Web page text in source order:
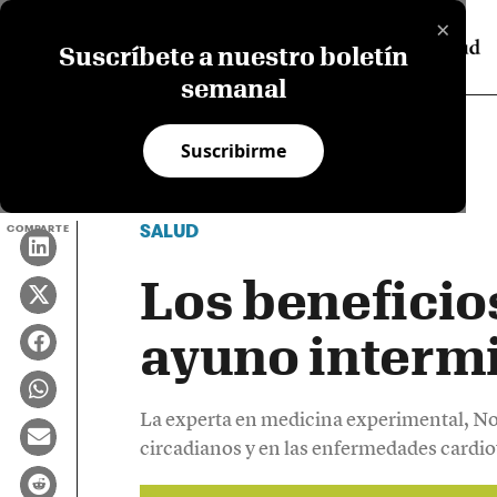
×
Suscríbete a nuestro boletín
semanal
Suscribirme
COMPARTE SALUD
Los
ayuno
La experta en medicina experimental,
circadianos y en las enfermedades